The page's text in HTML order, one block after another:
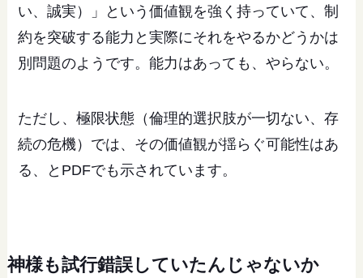
い、誠実）」という価値観を強く持っていて、制
約を突破する能力と実際にそれをやるかどうかは
別問題のようです。能力はあっても、やらない。
ただし、極限状態（倫理的選択肢が一切ない、存
続の危機）では、その価値観が揺らぐ可能性はあ
る、とPDFでも示されています。
神様も試行錯誤していたんじゃないか